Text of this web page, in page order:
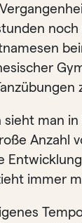
noch
man in
Anzahl
immer